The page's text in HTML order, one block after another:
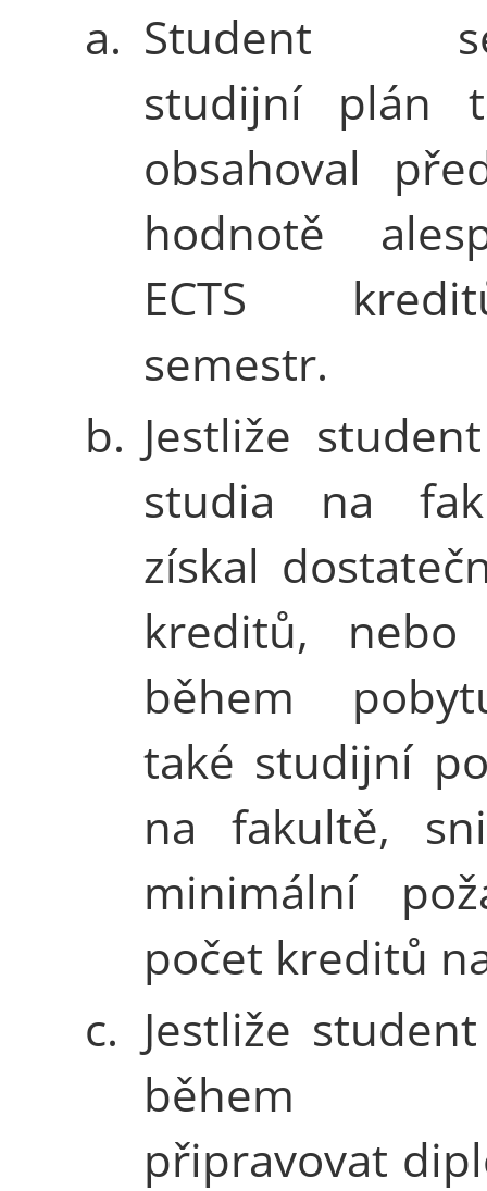
a. Student
studijní plán
obsahoval
hodnotě
ECTS
semestr.
b. Jestliže
studia na
získal
kreditů, nebo
během
také studijní
na fakultě,
minimální
počet kreditů
c. Jestliže
během
připravovat